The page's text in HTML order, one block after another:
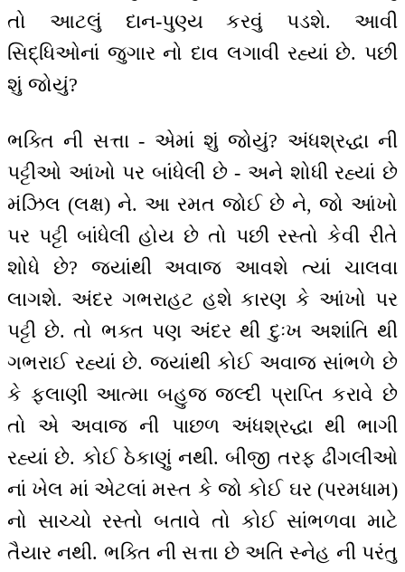
તો આટલું દાન-પુણ્ય કરવું પડશે. આવી
સિદ્ધિઓનાં જુગાર નો દાવ લગાવી રહ્યાં છે. પછી
શું જોયું?
ભક્તિ ની સત્તા - એમાં શું જોયું? અંધશ્રદ્ધા ની
પટ્ટીઓ આંખો પર બાંધેલી છે - અને શોધી રહ્યાં છે
મંઝિલ (લક્ષ) ને. આ રમત જોઈ છે ને, જો આંખો
પર પટ્ટી બાંધેલી હોય છે તો પછી રસ્તો કેવી રીતે
શોધે છે? જ્યાંથી અવાજ આવશે ત્યાં ચાલવા
લાગશે. અંદર ગભરાહટ હશે કારણ કે આંખો પર
પટ્ટી છે. તો ભક્ત પણ અંદર થી દુઃખ અશાંતિ થી
ગભરાઈ રહ્યાં છે. જ્યાંથી કોઈ અવાજ સાંભળે છે
કે ફલાણી આત્મા બહુજ જલ્દી પ્રાપ્તિ કરાવે છે
તો એ અવાજ ની પાછળ અંધશ્રદ્ધા થી ભાગી
રહ્યાં છે. કોઈ ઠેકાણું નથી. બીજી તરફ ઢીંગલીઓ
નાં ખેલ માં એટલાં મસ્ત કે જો કોઈ ઘર (પરમધામ)
નો સાચ્ચો રસ્તો બતાવે તો કોઈ સાંભળવા માટે
તૈયાર નથી. ભક્તિ ની સત્તા છે અતિ સ્નેહ ની પરંતુ